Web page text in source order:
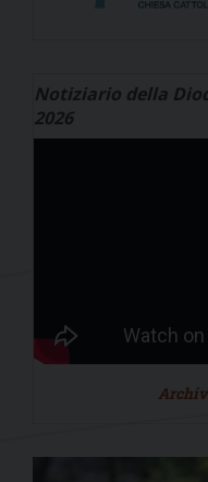
Notiziario della
2026